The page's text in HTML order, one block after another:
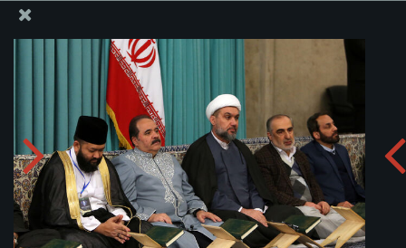
İslam İnkılabı Rehberi Bürosu Resmi Sitesi
İslam İnkılabı Lideri'nin 40. Uluslararası Kur'an-ı Kerim
Yarışması'na katılan Kur’an kârileri ve hafızlarını kabul
etmesi
Albümü indirin: